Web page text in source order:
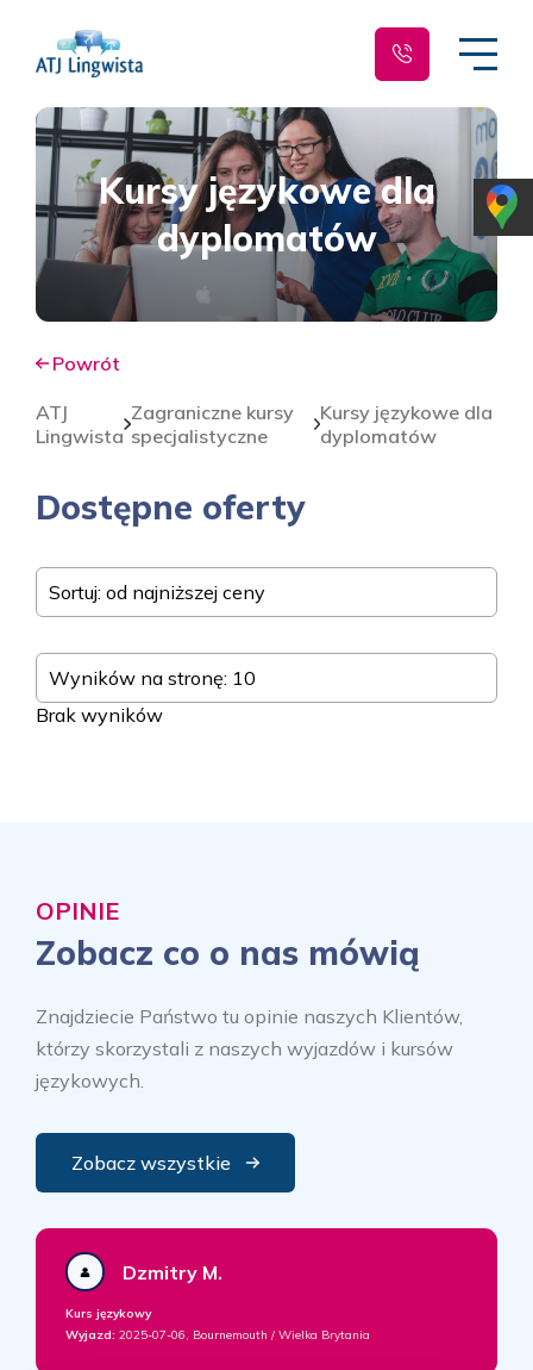
Kursy językowe dla
dyplomatów
Powrót
ATJ
Lingwista
Zagraniczne kursy
specjalistyczne
Kursy językowe dla
dyplomatów
Dostępne oferty
Sortuj: od najniższej ceny
Wyników na stronę: 10
Brak wyników
OPINIE
Zobacz co o nas mówią
Znajdziecie Państwo tu opinie naszych Klientów,
którzy skorzystali z naszych wyjazdów i kursów
językowych.
Zobacz wszystkie
Dzmitry M.
Kurs językowy
Wyjazd: 2025-07-06, Bournemouth / Wielka Brytania